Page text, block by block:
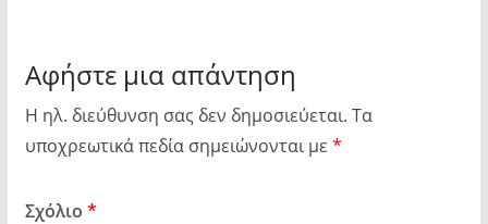
Αφήστε μια απάντηση
Η ηλ. διεύθυνση σας δεν δημοσιεύεται. Τα
υποχρεωτικά πεδία σημειώνονται με *
Σχόλιο *